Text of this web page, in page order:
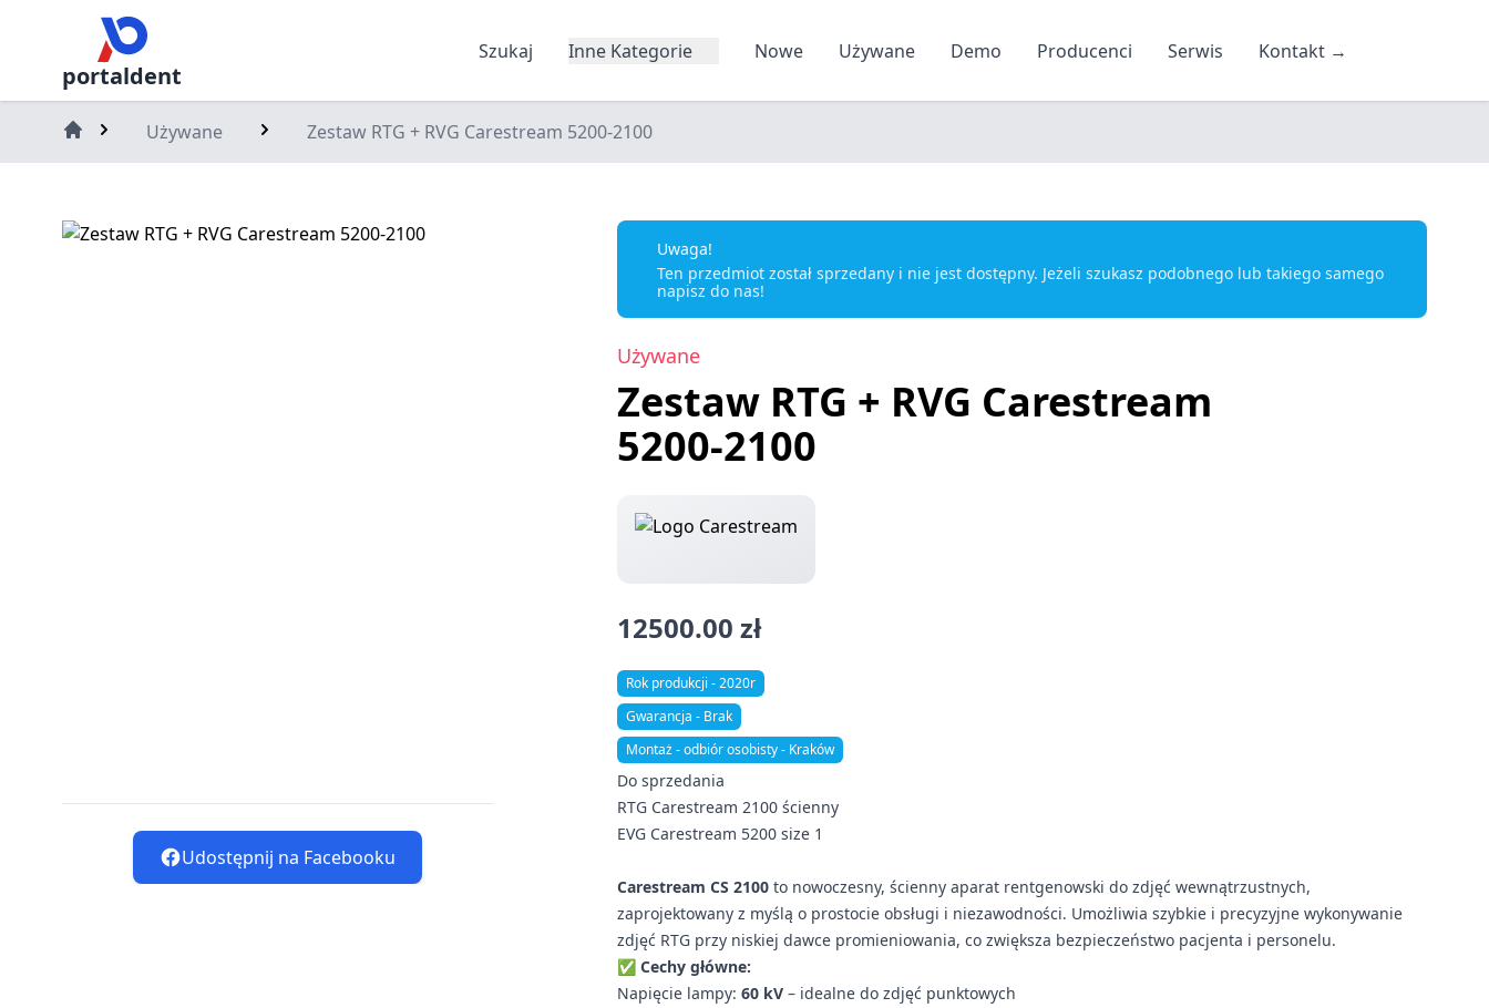
portaldent
Szukaj Inne Kategorie Nowe Używane Demo Producenci Serwis Kontakt →
Używane Zestaw RTG + RVG Carestream 5200-2100
Udostępnij na Facebooku
Uwaga!
Ten przedmiot został sprzedany i nie jest dostępny. Jeżeli szukasz podobnego lub takiego samego
napisz do nas!
Używane
Zestaw RTG + RVG Carestream
5200-2100
12500.00 zł
Rok produkcji - 2020r
Gwarancja - Brak
Montaż - odbiór osobisty - Kraków
Do sprzedania
RTG Carestream 2100 ścienny
EVG Carestream 5200 size 1
Carestream CS 2100 to nowoczesny, ścienny aparat rentgenowski do zdjęć wewnątrzustnych,
zaprojektowany z myślą o prostocie obsługi i niezawodności. Umożliwia szybkie i precyzyjne wykonywanie
zdjęć RTG przy niskiej dawce promieniowania, co zwiększa bezpieczeństwo pacjenta i personelu.
✅Cechy główne:
Napięcie lampy:60 kV – idealne do zdjęć punktowych